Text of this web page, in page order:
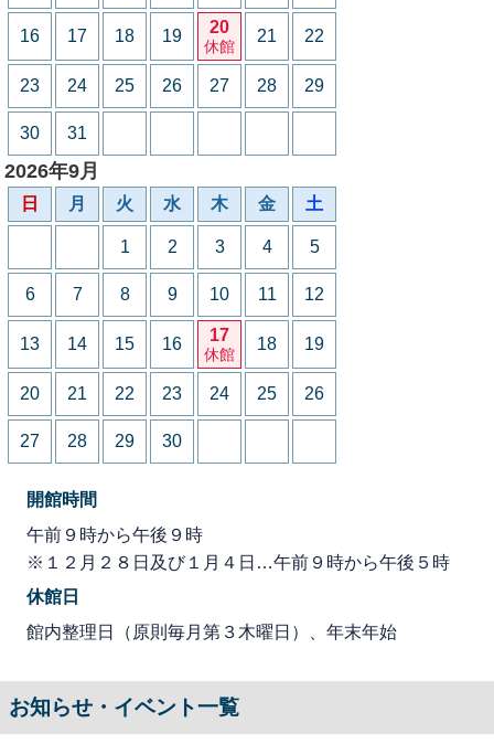
16 17 18 19 20
休館
21 22
23 24 25 26 27 28 29
30 31
2026年9月
日 月 火 水 木 金 土
1 2 3 4 5
6 7 8 9 10 11 12
13 14 15 16 17
休館
18 19
20 21 22 23 24 25 26
27 28 29 30
開館時間
午前９時から午後９時
※１２月２８日及び１月４日…午前９時から午後５時
休館日
館内整理日（原則毎月第３木曜日）、年末年始
お知らせ・イベント一覧